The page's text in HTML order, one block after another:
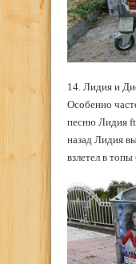
14. Лидия и
Особенно
песню Лидия
назад Лидия
взлетел в